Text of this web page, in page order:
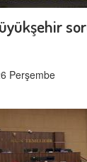
Perşembe